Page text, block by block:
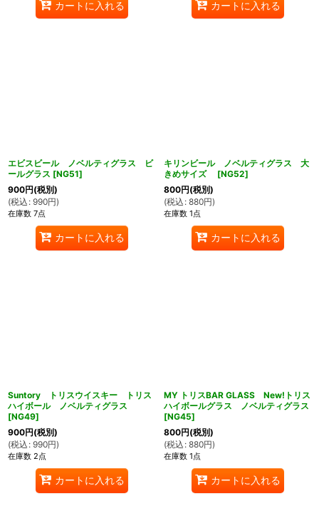
カートに入れる カートに入れる
エビスビール ノベルティグラス ビ
ールグラス [NG51]
900円(税別)
(税込 : 990円)
在庫数 7点
カートに入れる
キリンビール ノベルティグラス 大
きめサイズ
[NG52]
800円(税別)
(税込 : 880円)
在庫数 1点
カートに入れる
Suntory トリスウイスキー トリス
ハイボール ノベルティグラス
[NG49]
900円(税別)
(税込 : 990円)
在庫数 2点
カートに入れる
MY トリスBAR GLASS New!トリス
ハイボールグラス ノベルティグラス
[NG45]
800円(税別)
(税込 : 880円)
在庫数 1点
カートに入れる